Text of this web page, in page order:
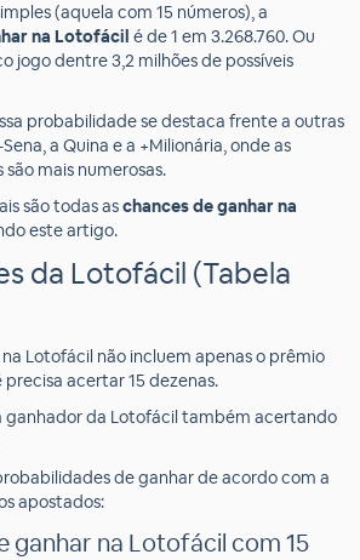
(aquela com 15 números), a
na Lotofácil é de 1 em 3.268.760. Ou
jogo dentre 3,2 milhões de possíveis
probabilidade se destaca frente a outras
a Quina e a +Milionária, onde as
mais numerosas.
são todas aschances de ganhar na
este artigo.
da Lotofácil (Tabela
Lotofácil não incluem apenas o prêmio
acertar 15 dezenas.
ganhador da Lotofácil também acertando
de ganhar de acordo com a
apostados:
ganhar na Lotofácil com 15